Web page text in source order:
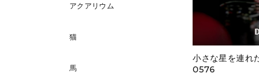
アクアリウム
猫
馬
小さな星を連
0576